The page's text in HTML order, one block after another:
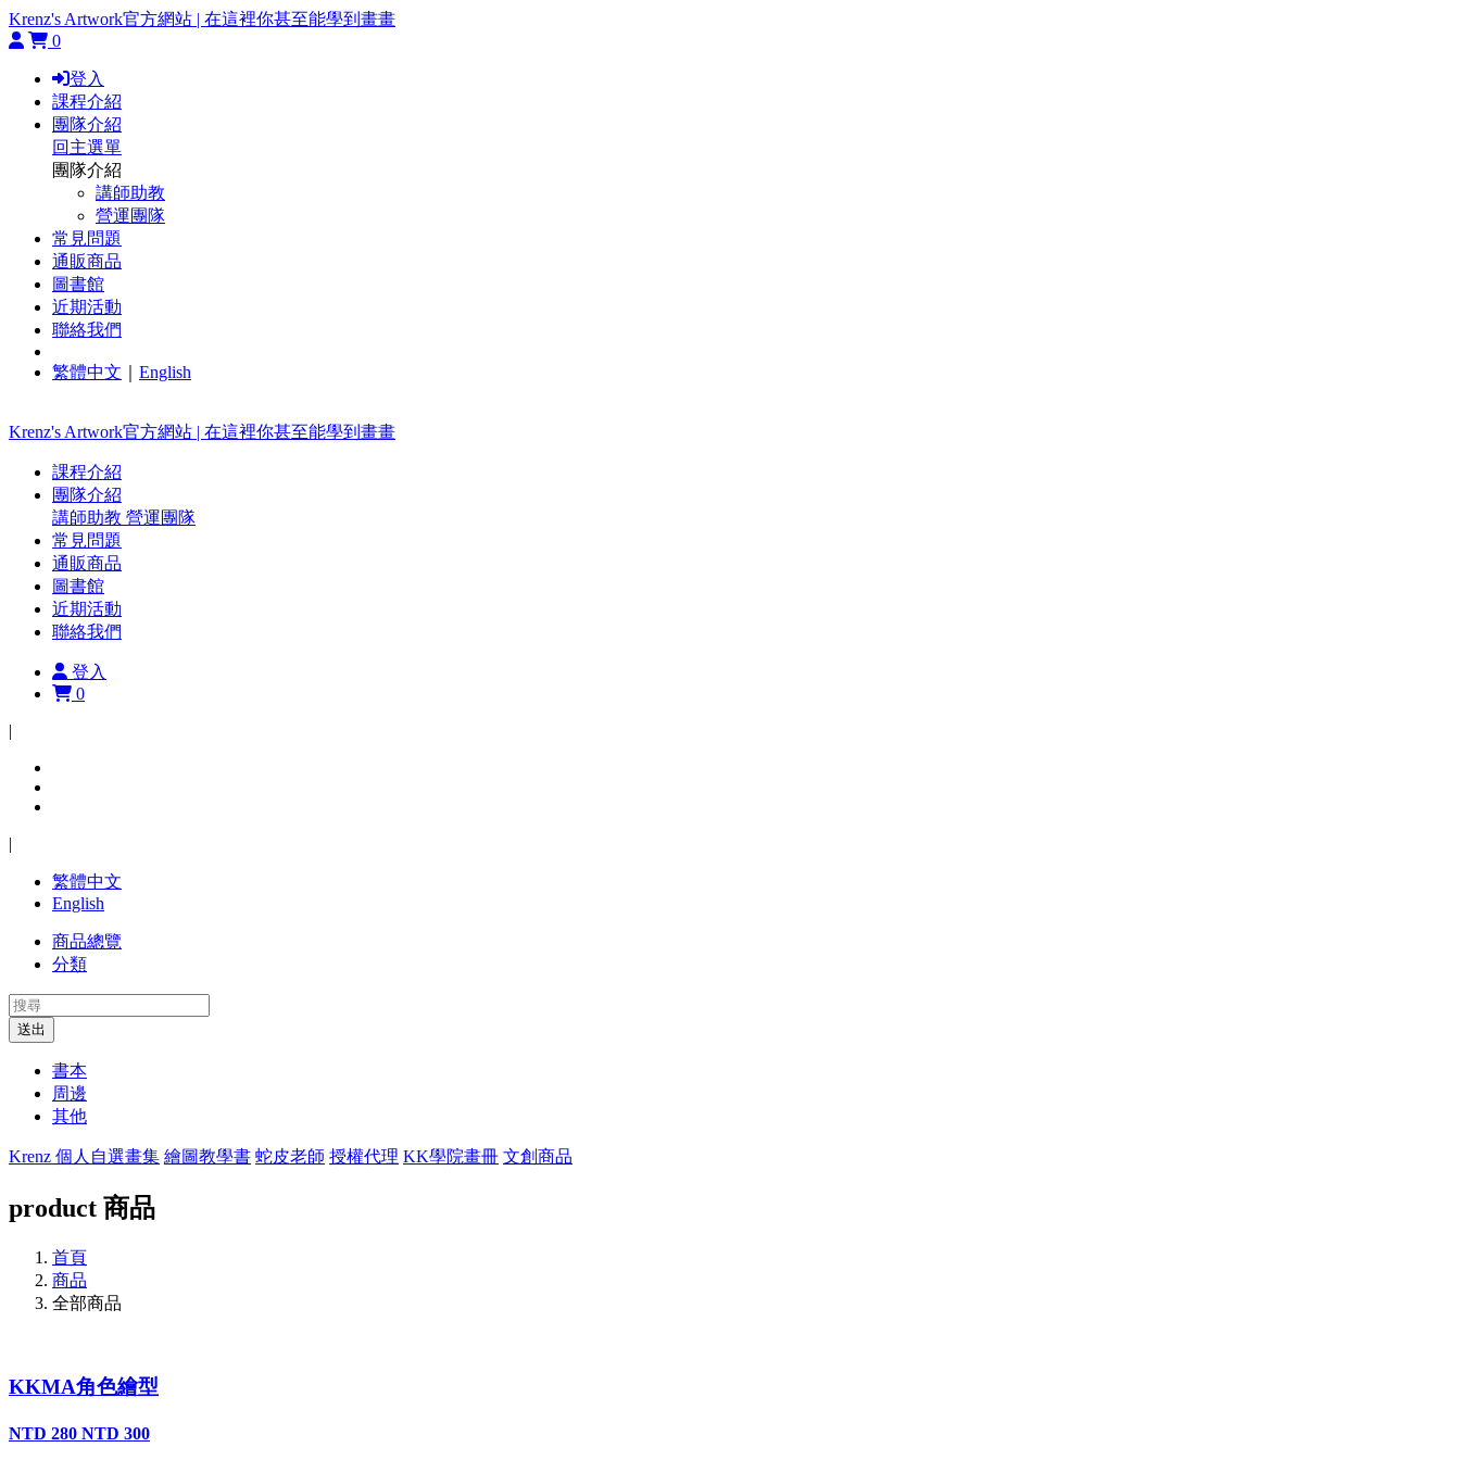
Krenz's Artwork官方網站 | 在這裡你甚至能學到畫畫
0
登入
課程介紹
團隊介紹
回主選單
團隊介紹
講師助教
營運團隊
常見問題
通販商品
圖書館
近期活動
聯絡我們
繁體中文 English
Krenz's Artwork官方網站 | 在這裡你甚至能學到畫畫
課程介紹
團隊介紹
講師助教 營運團隊
常見問題
通販商品
圖書館
近期活動
聯絡我們
登入
0
|
|
繁體中文
English
商品總覽
分類
送出
書本
周邊
其他
Krenz 個人自選畫集 繪圖教學書 蛇皮老師 授權代理 KK學院畫冊 文創商品
product 商品
首頁
商品
全部商品
KKMA角色繪型
NTD 280 NTD 300